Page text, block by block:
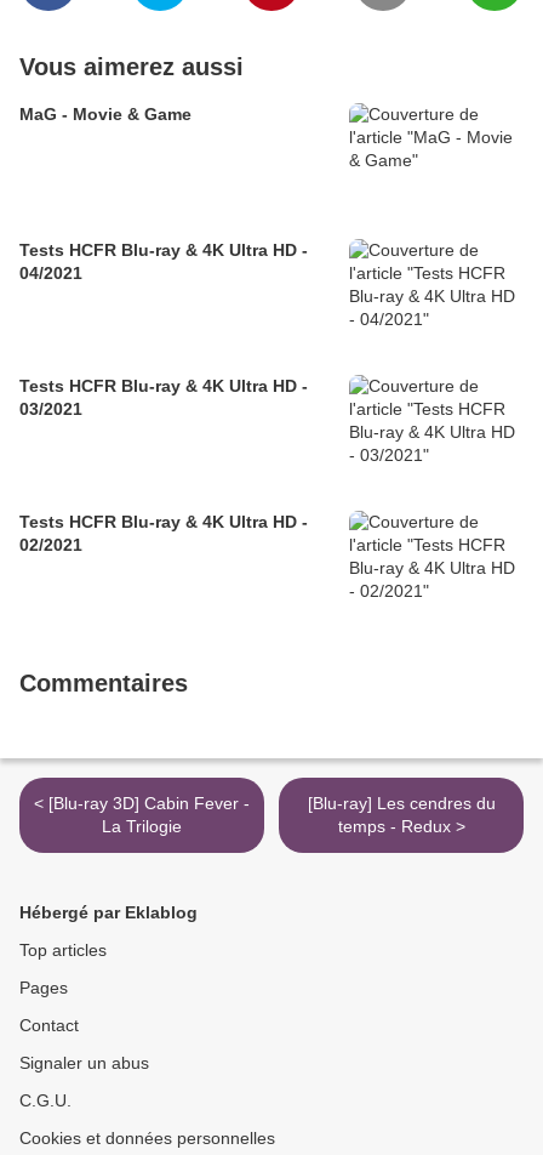
Vous aimerez aussi
MaG - Movie & Game
Tests HCFR Blu-ray & 4K Ultra HD -
04/2021
Tests HCFR Blu-ray & 4K Ultra HD -
03/2021
Tests HCFR Blu-ray & 4K Ultra HD -
02/2021
Commentaires
< [Blu-ray 3D] Cabin Fever -
La Trilogie
[Blu-ray] Les cendres du
temps - Redux >
Hébergé par Eklablog
Top articles
Pages
Contact
Signaler un abus
C.G.U.
Cookies et données personnelles